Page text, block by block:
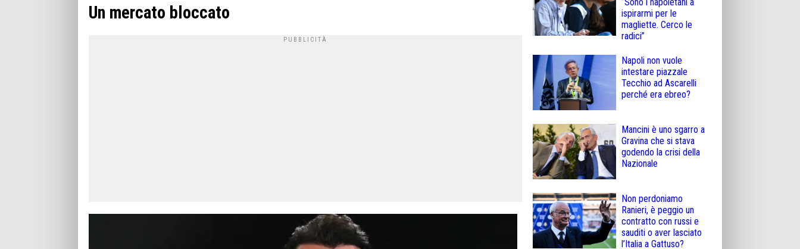
Un mercato bloccato
“Sono i napoletani a
ispirarmi per le
magliette. Cerco le
radici”
Napoli non vuole
intestare piazzale
Tecchio ad Ascarelli
perché era ebreo?
Mancini è uno sgarro a
Gravina che si stava
godendo la crisi della
Nazionale
Non perdoniamo
Ranieri, è peggio un
contratto con russi e
sauditi o aver lasciato
l’Italia a Gattuso?